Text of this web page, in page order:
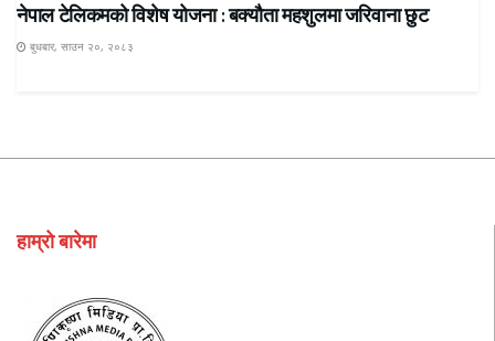
नेपाल टेलिकमको विशेष योजना : बक्यौता महशुलमा जरिवाना छुट
बुधबार, साउन २०, २०८३
हाम्रो बारेमा